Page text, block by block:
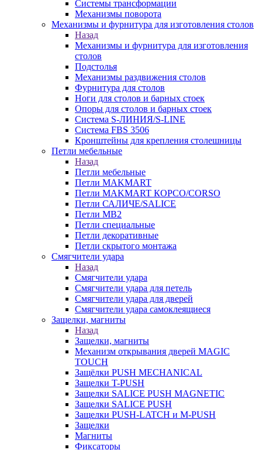
Системы трансформации
Механизмы поворота
Механизмы и фурнитура для изготовления столов
Назад
Механизмы и фурнитура для изготовления
столов
Подстолья
Механизмы раздвижения столов
Фурнитура для столов
Ноги для столов и барных стоек
Опоры для столов и барных стоек
Система S-ЛИНИЯ/S-LINE
Система FBS 3506
Кронштейны для крепления столешницы
Петли мебельные
Назад
Петли мебельные
Петли MAKMART
Петли MAKMART КОРСО/CORSO
Петли САЛИЧЕ/SALICE
Петли MB2
Петли специальные
Петли декоративные
Петли скрытого монтажа
Смягчители удара
Назад
Смягчители удара
Смягчители удара для петель
Смягчители удара для дверей
Cмягчители удара самоклеящиеся
Защелки, магниты
Назад
Защелки, магниты
Механизм открывания дверей MAGIC
TOUCH
Защёлки PUSH MECHANICAL
Защелки T-PUSH
Защелки SALICE PUSH MAGNETIC
Защелки SALICE PUSH
Защелки PUSH-LATCH и M-PUSH
Защелки
Магниты
Фиксаторы